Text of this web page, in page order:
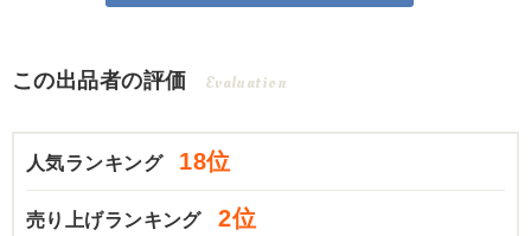
この出品者の評価 Evaluation
人気ランキング 18位
売り上げランキング 2位